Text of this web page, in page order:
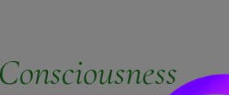
Consciousness